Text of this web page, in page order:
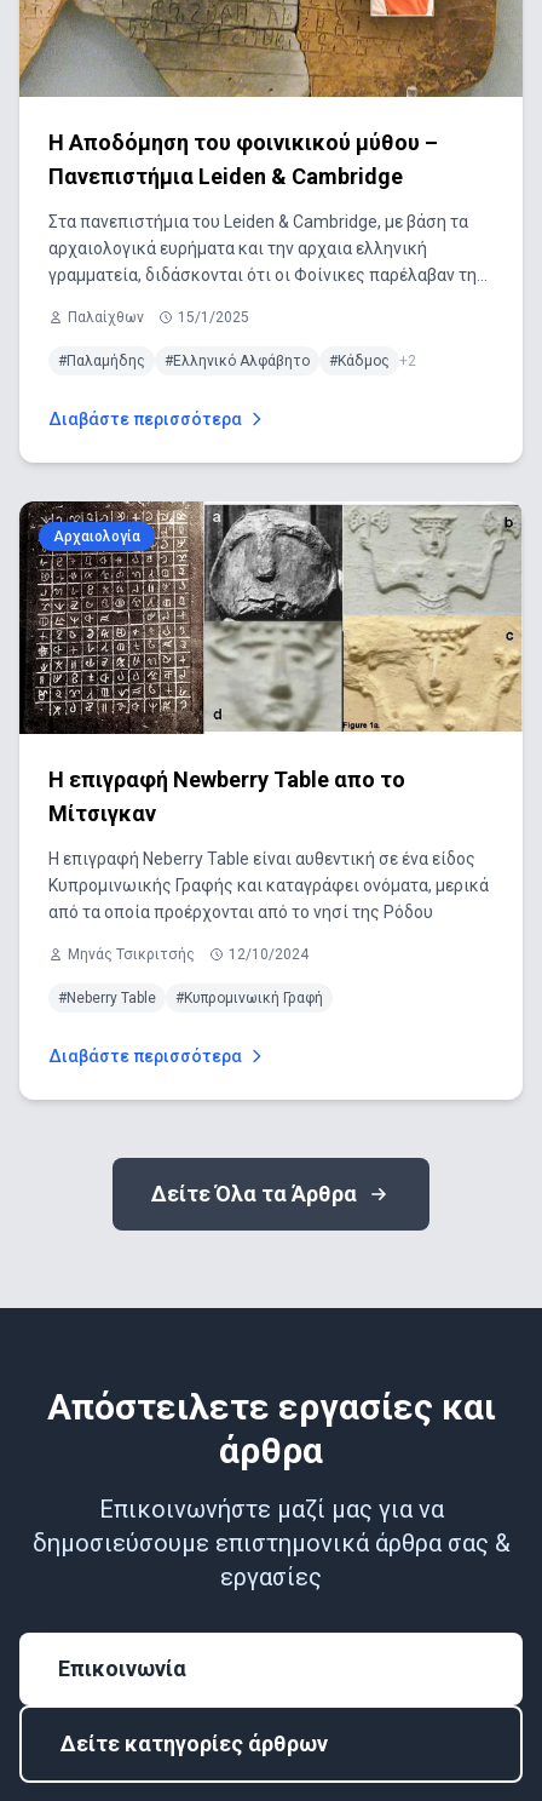
Η Αποδόμηση του φοινικικού μύθου –
Πανεπιστήμια Leiden & Cambridge
Στα πανεπιστήμια του Leiden & Cambridge, με βάση τα
αρχαιολογικά ευρήματα και την αρχαια ελληνική
γραμματεία, διδάσκονται ότι οι Φοίνικες παρέλαβαν την
Παιδείας αρνείται να αποδεχθεί τα επιστημονικά
δεδομένα.
Παλαίχθων 15/1/2025
#Παλαμήδης #Ελληνικό Αλφάβητο #Κάδμος +2
Διαβάστε περισσότερα
Αρχαιολογία
Η επιγραφή Newberry Table απο το
Μίτσιγκαν
H επιγραφή Νeberry Table είναι αυθεντική σε ένα είδος
Κυπρομινωικής Γραφής και καταγράφει ονόματα, μερικά
από τα οποία προέρχονται από το νησί της Ρόδου
Μηνάς Τσικριτσής 12/10/2024
#Νeberry Table #Κυπρομινωική Γραφή
Διαβάστε περισσότερα
Δείτε Όλα τα Άρθρα
Απόστειλετε εργασίες και
άρθρα
Επικοινωνήστε μαζί μας για να
δημοσιεύσουμε επιστημονικά άρθρα σας &
εργασίες
Επικοινωνία
Δείτε κατηγορίες άρθρων